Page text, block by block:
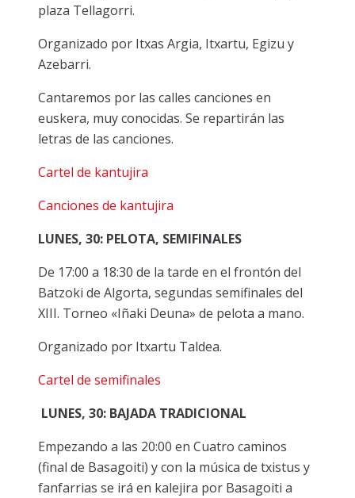
plaza Tellagorri.
Organizado por Itxas Argia, Itxartu, Egizu y
Azebarri.
Cantaremos por las calles canciones en
euskera, muy conocidas. Se repartirán las
letras de las canciones.
Cartel de kantujira
Canciones de kantujira
LUNES, 30: PELOTA, SEMIFINALES
De 17:00 a 18:30 de la tarde en el frontón del
Batzoki de Algorta, segundas semifinales del
XIII. Torneo «Iñaki Deuna» de pelota a mano.
Organizado por Itxartu Taldea.
Cartel de semifinales
LUNES, 30: BAJADA TRADICIONAL
Empezando a las 20:00 en Cuatro caminos
(final de Basagoiti) y con la música de txistus y
fanfarrias se irá en kalejira por Basagoiti a